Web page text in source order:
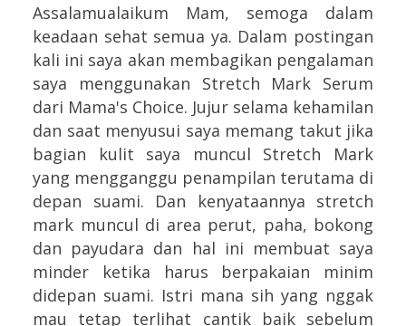
Assalamualaikum Mam, semoga dalam
keadaan sehat semua ya. Dalam postingan
kali ini saya akan membagikan pengalaman
saya menggunakan Stretch Mark Serum
dari Mama's Choice. Jujur selama kehamilan
dan saat menyusui saya memang takut jika
bagian kulit saya muncul Stretch Mark
yang mengganggu penampilan terutama di
depan suami. Dan kenyataannya stretch
mark muncul di area perut, paha, bokong
dan payudara dan hal ini membuat saya
minder ketika harus berpakaian minim
didepan suami. Istri mana sih yang nggak
mau tetap terlihat cantik baik sebelum